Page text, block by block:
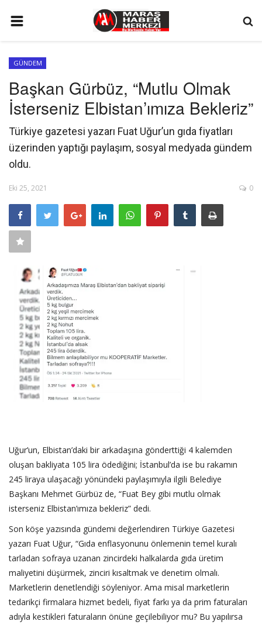
GÜNDEM
SİYASET
EKONOMİ
EĞİTİM
SPOR
İLETİŞİM
KÜNYE
FOTO GALERİ
KÜLTÜR SANAT
SAĞLIK
FİRMA HABER
OTURUM AÇ
KAYIT
GÜNDEM
Başkan Gürbüz, “Mutlu Olmak
İsterseniz Elbistan’ımıza Bekleriz”
Türkiye gazetesi yazarı Fuat Uğur’un gıda fiyatları
üzerinden yaptığı paylaşım, sosyal medyada gündem
oldu.
Eki 25, 2021 0
Uğur’un, Elbistan’daki bir arkadaşına gönderttiği 4 kalemden
oluşan bakliyata 105 lira ödediğini; İstanbul’da ise bu rakamın
245 liraya ulaşacağı yönündeki paylaşımıyla ilgili Belediye
Başkanı Mehmet Gürbüz de, “Fuat Bey gibi mutlu olmak
isterseniz Elbistan’ımıza bekleriz” dedi.
Son köşe yazısında gündemi değerlendiren Türkiye Gazetesi
yazarı Fuat Uğur, “Gıda enflasyonunu önlemenin temel kuralı
tarladan sofraya uzanan zincirdeki halkalarda gıda üretim
maliyetini düşürmek, zinciri kısaltmak ve denetim olmalı.
Marketlerin denetlendiği söyleniyor. Ama misal marketlerin
tedarikçi firmalara hizmet bedeli, fiyat farkı ya da prim faturaları
adıyla kestikleri faturaların önüne geçilebiliyor mu? Bu yapılırsa